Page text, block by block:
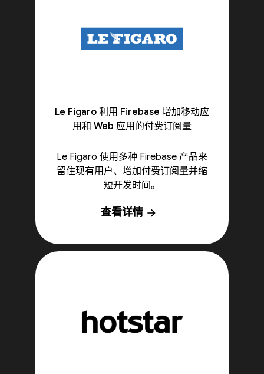
Le Figaro 利用 Firebase 增加移动应
用和 Web 应用的付费订阅量
Le Figaro 使用多种 Firebase 产品来
留住现有用户、增加付费订阅量并缩
短开发时间。
查看详情 arrow_forward